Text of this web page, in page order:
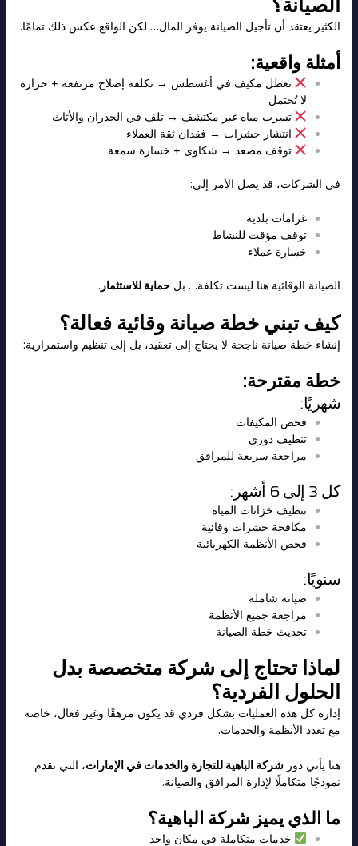
الكثير يعتقد أن تأجيل الصيانة يوفر المال… لكن الواقع عكس ذلك تمامًا.
أمثلة واقعية:
تعطل مكيف في أغسطس → تكلفة إصلاح مرتفعة + حرارة
لا تُحتمل
تسرب مياه غير مكتشف → تلف في الجدران والأثاث
انتشار حشرات → فقدان ثقة العملاء
توقف مصعد → شكاوى + خسارة سمعة
في الشركات، قد يصل الأمر إلى:
غرامات بلدية
توقف مؤقت للنشاط
خسارة عملاء
الصيانة الوقائية هنا ليست تكلفة… بل حماية للاستثمار .
كيف تبني خطة صيانة وقائية فعالة؟
إنشاء خطة صيانة ناجحة لا يحتاج إلى تعقيد، بل إلى تنظيم واستمرارية:
خطة مقترحة:
شهريًا:
فحص المكيفات
تنظيف دوري
مراجعة سريعة للمرافق
كل 3 إلى 6 أشهر:
تنظيف خزانات المياه
مكافحة حشرات وقائية
فحص الأنظمة الكهربائية
سنويًا:
صيانة شاملة
مراجعة جميع الأنظمة
تحديث خطة الصيانة
لماذا تحتاج إلى شركة متخصصة بدل
الحلول الفردية؟
إدارة كل هذه العمليات بشكل فردي قد يكون مرهقًا وغير فعال، خاصة
مع تعدد الأنظمة والخدمات.
هنا يأتي دور شركة الباهية للتجارة والخدمات في الإمارات، التي تقدم
نموذجًا متكاملًا لإدارة المرافق والصيانة.
ما الذي يميز شركة الباهية؟
خدمات متكاملة في مكان واحد